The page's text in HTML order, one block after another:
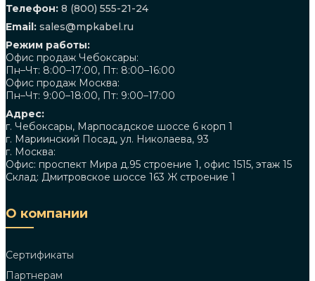
Телефон: 8 (800) 555-21-24
Email: sales@mpkabel.ru
Режим работы:
Офис продаж Чебоксары:
Пн–Чт: 8:00–17:00, Пт: 8:00–16:00
Офис продаж Москва:
Пн–Чт: 9:00–18:00, Пт: 9:00–17:00
Адрес:
г. Чебоксары, Марпосадское шоссе 6 корп 1
г. Мариинский Посад, ул. Николаева, 93
г. Москва:
Офис: проспект Мира д.95 строение 1, офис 1515, этаж 15
Склад: Дмитровское шоссе 163 Ж строение 1
О компании
Сертификаты
Партнерам